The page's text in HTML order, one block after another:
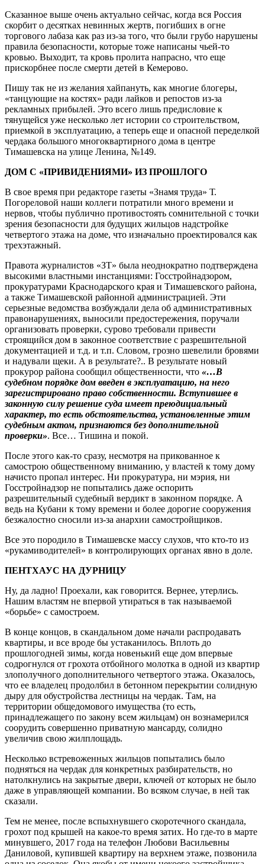
Сказанное выше очень актуально сейчас, когда вся Россия
скорбит о десятках невинных жертв, погибших в огне
торгового лабаза как раз из-за того, что были грубо нарушены
правила безопасности, которые тоже написаны чьей-то
кровью. Выходит, та кровь пролита напрасно, что еще
прискорбнее после смерти детей в Кемерово.
Пишу так не из желания хайпануть, как многие блогеры,
«танцующие на костях» ради лайков и репостов из-за
рекламных прибылей. Это всего лишь предисловие к
тянущейся уже несколько лет истории со строительством,
приемкой в эксплуатацию, а теперь еще и опасной переделкой
чердака большого многоквартирного дома в центре
Тимашевска на улице Ленина, №149.
ДОМ С «ПРИВИДЕНИЯМИ» ИЗ ПРОШЛОГО
В свое время при редакторе газеты «Знамя труда» Т.
Погореловой наши коллеги потратили много времени и
нервов, чтобы публично противостоять сомнительной с точки
зрения безопасности для будущих жильцов надстройке
четвертого этажа на доме, что изначально проектировался как
трехэтажный.
Правота журналистов «ЗТ» была неоднократно подтверждена
высокими властными инстанциями: Госстройнадзором,
прокуратурами Краснодарского края и Тимашевского района,
а также Тимашевской районной администрацией. Эти
серьезные ведомства возбуждали дела об административных
правонарушениях, выносили предостережения, поручали
организовать проверки, сурово требовали привести
строящийся дом в законное соответствие с разрешительной
документацией и т.д. и т.п. Словом, грозно шевелили бровями
и надували щеки. А в результате?.. В результате новый
прокурор района сообщил общественности, что «…В
судебном порядке дом введен в эксплуатацию, на него
зарегистрировано право собственности. Вступившее в
законную силу решение суда имеет преюдициальный
характер, то есть обстоятельства, установленные этим
судебным актом, признаются без дополнительной
проверки». Все… Тишина и покой.
После этого как-то сразу, несмотря на прикованное к
самострою общественному вниманию, у властей к тому дому
начисто пропал интерес. Ни прокуратура, ни мэрия, ни
Госстройнадзор не попытались даже оспорить
разрешительный судебный вердикт в законном порядке. А
ведь на Кубани к тому времени и более дорогие сооружения
безжалостно сносили из-за анархии самостройщиков.
Все это породило в Тимашевске массу слухов, что кто-то из
«рукамиводителей» в контролирующих органах явно в доле.
ПЕНТХАУС НА ДУРНИЦУ
Ну, да ладно! Проехали, как говорится. Вернее, утерлись.
Нашим властям не впервой утираться в так называемой
«борьбе» с самостроем.
В конце концов, в скандальном доме начали распродавать
квартиры, и все вроде бы устаканилось. Вплоть до
прошлогодней зимы, когда новенький еще дом впервые
содрогнулся от грохота отбойного молотка в одной из квартир
злополучного дополнительного четвертого этажа. Оказалось,
что ее владелец продолбил в бетонном перекрытии солидную
дыру для обустройства лестницы на чердак. Там, на
территории общедомового имущества (то есть,
принадлежащего по закону всем жильцам) он вознамерился
соорудить совершенно приватную мансарду, солидно
увеличив свою жилплощадь.
Несколько встревоженных жильцов попытались было
подняться на чердак для конкретных разбирательств, но
натолкнулись на закрытые двери, ключей от которых не было
даже в управляющей компании. Во всяком случае, в ней так
сказали.
Тем не менее, после вспыхнувшего скоротечного скандала,
грохот под крышей на какое-то время затих. Но где-то в марте
минувшего, 2017 года на телефон Любови Васильевны
Даниловой, купившей квартиру на верхнем этаже, позвонила